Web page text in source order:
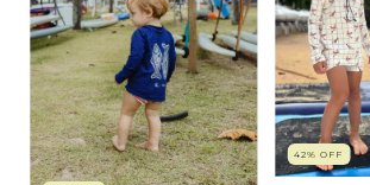
42%OFF